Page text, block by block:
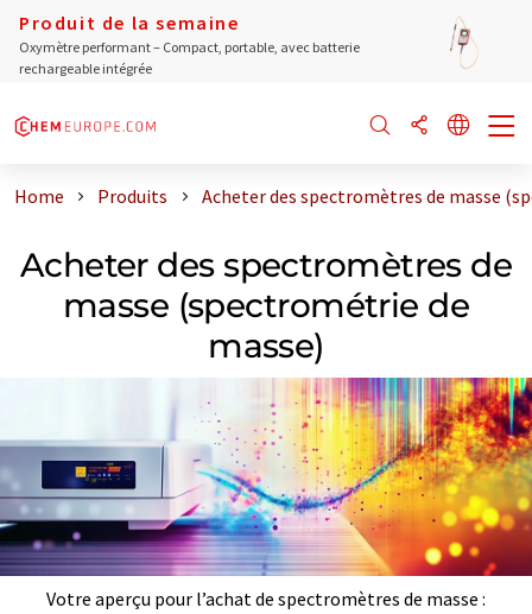
Produit de la semaine
Oxymètre performant – Compact, portable, avec batterie
rechargeable intégrée
Home Produits Acheter des spectromètres de masse
Acheter des spectromètres de
masse (spectrométrie de
masse)
Votre aperçu pour l’achat de spectromètres de masse :